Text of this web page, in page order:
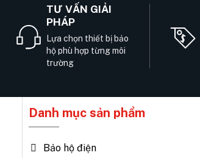
TƯ VẤN GIẢI
PHÁP
Lựa chọn thiết bị bảo
hộ phù hợp từng môi
trường
Danh mục sản phẩm
Bảo hộ điện